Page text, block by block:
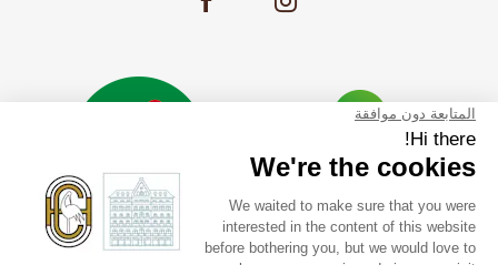
التوظيف